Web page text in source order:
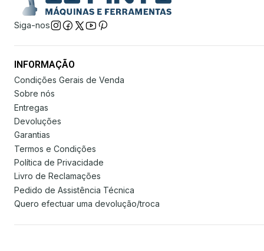
Siga-nos
INFORMAÇÃO
Condições Gerais de Venda
Sobre nós
Entregas
Devoluções
Garantias
Termos e Condições
Política de Privacidade
Livro de Reclamações
Pedido de Assistência Técnica
Quero efectuar uma devolução/troca